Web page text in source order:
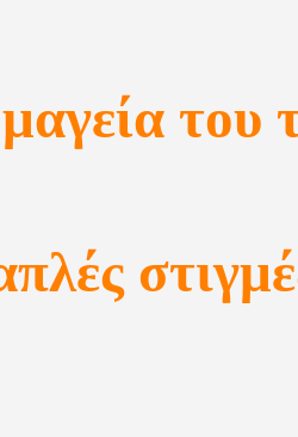
του